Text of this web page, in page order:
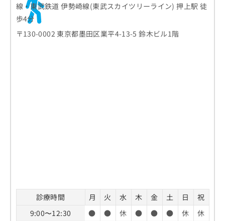
線・東武鉄道 伊勢崎線(東武スカイツリーライン) 押上駅 徒
歩4分
〒130-0002 東京都墨田区業平4-13-5 鈴木ビル1階
診療時間 月 火 水 木 金 土 日
祝
9:00〜12:30
● ● 休 ● ● ● 休
休